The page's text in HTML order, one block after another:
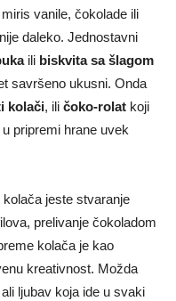
vanile, čokolade ili
daleko. Jednostavni
ili biskvita sa šlagom
savršeno ukusni. Onda
kolači, ili čoko-rolat koji
pripremi hrane uvek
jeste stvaranje
prelivanje čokoladom
kolača je kao
kreativnost. Možda
ljubav koja ide u svaki